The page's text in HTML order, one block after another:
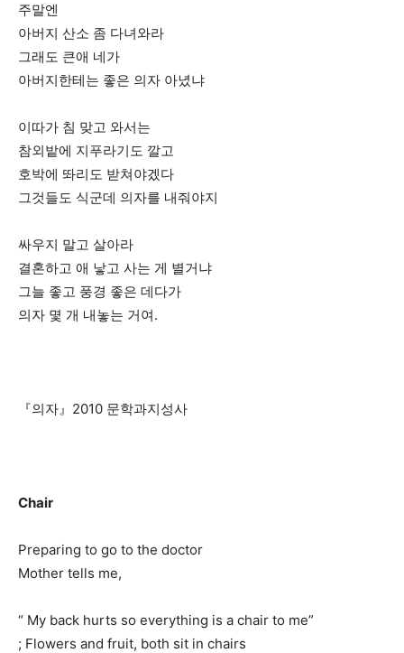
주말엔
아버지 산소 좀 다녀와라
그래도 큰애 네가
아버지한테는 좋은 의자 아녔냐
이따가 침 맞고 와서는
참외밭에 지푸라기도 깔고
호박에 똬리도 받쳐야겠다
그것들도 식군데 의자를 내줘야지
싸우지 말고 살아라
결혼하고 애 낳고 사는 게 별거냐
그늘 좋고 풍경 좋은 데다가
의자 몇 개 내놓는 거여.
『의자』2010 문학과지성사
Chair
Preparing to go to the doctor
Mother tells me,
“ My back hurts so everything is a chair to me”
; Flowers and fruit, both sit in chairs